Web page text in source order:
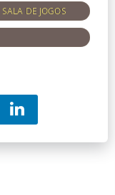
SALA DE JOGOS